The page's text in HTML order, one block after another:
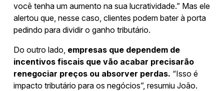
você tenha um aumento na sua lucratividade.” Mas ele
alertou que, nesse caso, clientes podem bater à porta
pedindo para dividir o ganho tributário.
Do outro lado, empresas que dependem de
incentivos fiscais que vão acabar precisarão
renegociar preços ou absorver perdas. “Isso é
impacto tributário para os negócios”, resumiu João.